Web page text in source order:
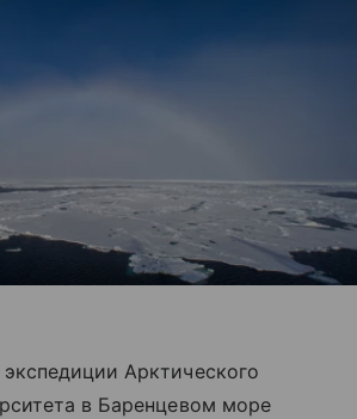
Арктического
в Баренцевом море